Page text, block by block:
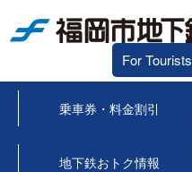
For Tourists
乗車券・料金割引
地下鉄おトク情報